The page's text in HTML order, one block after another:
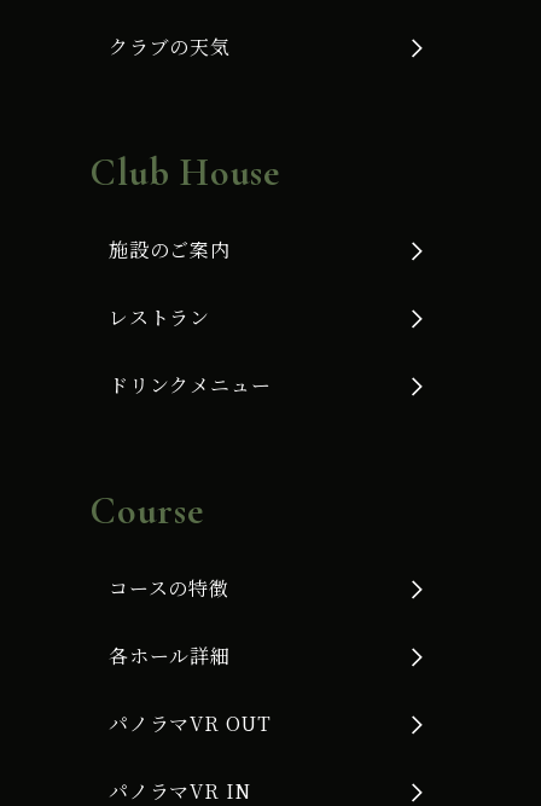
クラブの天気
Club House
施設のご案内
レストラン
ドリンクメニュー
Course
コースの特徴
各ホール詳細
パノラマVR OUT
パノラマVR IN